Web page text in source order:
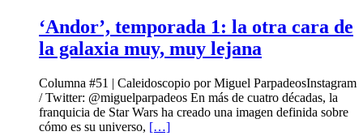
‘Andor’, temporada 1: la otra cara de
la galaxia muy, muy lejana
Columna #51 | Caleidoscopio por Miguel ParpadeosInstagram
/ Twitter: @miguelparpadeos En más de cuatro décadas, la
franquicia de Star Wars ha creado una imagen definida sobre
cómo es su universo, […]